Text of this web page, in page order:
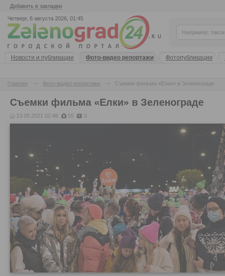
Добавить в закладки
Четверг, 6 августа 2026, 01:45
Новости и публикации Фото-видео репортажи Фотопубликации
Главная Фото-видео репортажи Съемки фильма «Елки» в Зеленограде
Съемки фильма «Елки» в Зеленограде
13.09.2021 02:48 55 3